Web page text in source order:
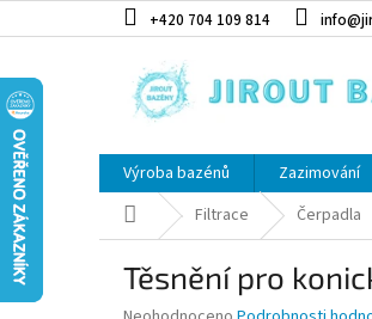
+420 704 109 814
Výroba bazénů Zazimování
Domů Filtrace Čerpadla
Těsnění pro